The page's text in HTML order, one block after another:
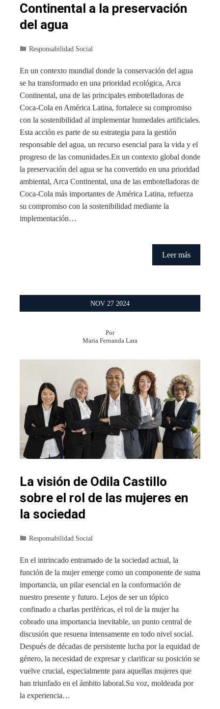
Continental a la preservación
del agua
Responsabilidad Social
En un contexto mundial donde la conservación del agua
se ha transformado en una prioridad ecológica, Arca
Continental, una de las principales embotelladoras de
Coca-Cola en América Latina, fortalece su compromiso
con la sostenibilidad al implementar humedales artificiales.
Esta acción es parte de su estrategia para la gestión
responsable del agua, un recurso esencial para la vida y el
progreso de las comunidades.En un contexto global donde
la preservación del agua se ha convertido en una prioridad
ambiental, Arca Continental, una de las embotelladoras de
Coca-Cola más importantes de América Latina, refuerza
su compromiso con la sostenibilidad mediante la
implementación…
Leer más
NOV 27 2024
Por
Maria Fernanda Lara
La visión de Odila Castillo
sobre el rol de las mujeres en
la sociedad
Responsabilidad Social
En el intrincado entramado de la sociedad actual, la
función de la mujer emerge como un componente de suma
importancia, un pilar esencial en la conformación de
nuestro presente y futuro. Lejos de ser un tópico
confinado a charlas periféricas, el rol de la mujer ha
cobrado una importancia inevitable, un punto central de
discusión que resuena intensamente en todo nivel social.
Después de décadas de persistente lucha por la equidad de
género, la necesidad de expresar y clarificar su posición se
vuelve crucial, especialmente para aquellas mujeres que
han triunfado en el ámbito laboral.Su voz, moldeada por
la experiencia…